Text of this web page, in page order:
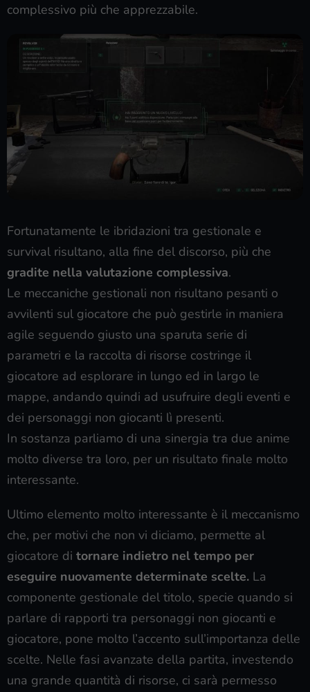
complessivo più che apprezzabile.
Fortunatamente le ibridazioni tra gestionale e
survival risultano, alla fine del discorso, più che
gradite nella valutazione complessiva.
Le meccaniche gestionali non risultano pesanti o
avvilenti sul giocatore che può gestirle in maniera
agile seguendo giusto una sparuta serie di
parametri e la raccolta di risorse costringe il
giocatore ad esplorare in lungo ed in largo le
mappe, andando quindi ad usufruire degli eventi e
dei personaggi non giocanti lì presenti.
In sostanza parliamo di una sinergia tra due anime
molto diverse tra loro, per un risultato finale molto
interessante.
Ultimo elemento molto interessante è il meccanismo
che, per motivi che non vi diciamo, permette al
giocatore di tornare indietro nel tempo per
eseguire nuovamente determinate scelte. La
componente gestionale del titolo, specie quando si
parlare di rapporti tra personaggi non giocanti e
giocatore, pone molto l’accento sull’importanza delle
scelte. Nelle fasi avanzate della partita, investendo
una grande quantità di risorse, ci sarà permesso